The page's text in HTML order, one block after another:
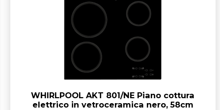
WHIRLPOOL AKT 801/NE Piano cottura
elettrico in vetroceramica nero, 58cm